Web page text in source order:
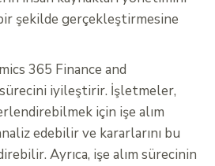
şekilde gerçekleştirmesine
365 Finance and
iyileştirir. İşletmeler,
için işe alım
edebilir ve kararlarını bu
Ayrıca, işe alım sürecinin